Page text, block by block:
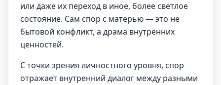
или даже их переход в иное, более светлое
состояние. Сам спор с матерью — это не
бытовой конфликт, а драма внутренних
ценностей.
С точки зрения личностного уровня, спор
отражает внутренний диалог между разными